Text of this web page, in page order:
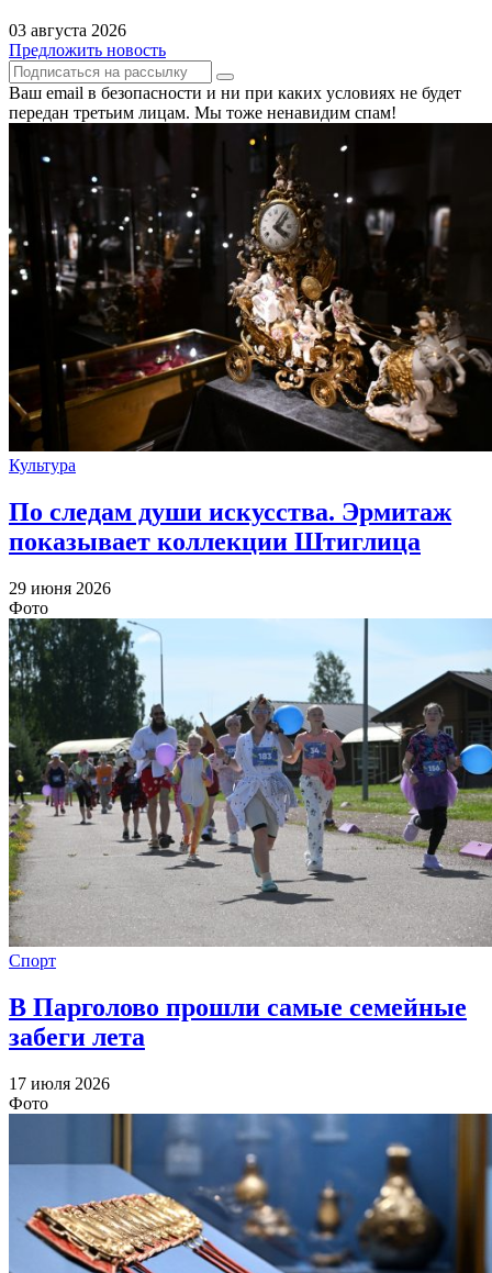
03 августа 2026
Предложить новость
Ваш email в безопасности и ни при каких условиях не будет
передан третьим лицам. Мы тоже ненавидим спам!
Культура
По следам души искусства. Эрмитаж
показывает коллекции Штиглица
29 июня 2026
Фото
Спорт
В Парголово прошли самые семейные
забеги лета
17 июля 2026
Фото